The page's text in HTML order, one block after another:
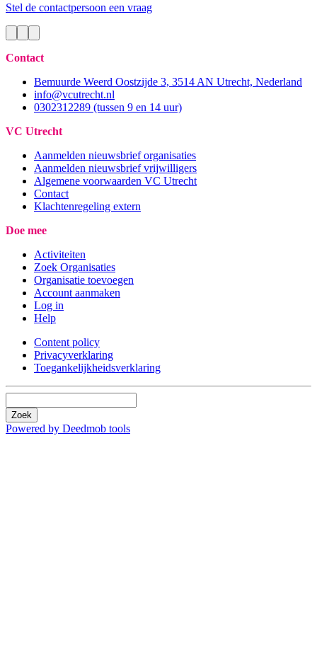
Stel de contactpersoon een vraag
Contact
Bemuurde Weerd Oostzijde 3, 3514 AN Utrecht, Nederland
info@vcutrecht.nl
0302312289 (tussen 9 en 14 uur)
VC Utrecht
Aanmelden nieuwsbrief organisaties
Aanmelden nieuwsbrief vrijwilligers
Algemene voorwaarden VC Utrecht
Contact
Klachtenregeling extern
Doe mee
Activiteiten
Zoek Organisaties
Organisatie toevoegen
Account aanmaken
Log in
Help
Content policy
Privacyverklaring
Toegankelijkheidsverklaring
Zoek
Powered by Deedmob tools